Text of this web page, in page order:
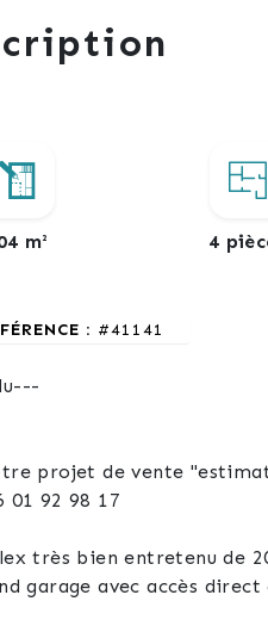
m² 4
: #41141
projet de vente
01 92 98 17
très bien entretenu de
garage avec accès